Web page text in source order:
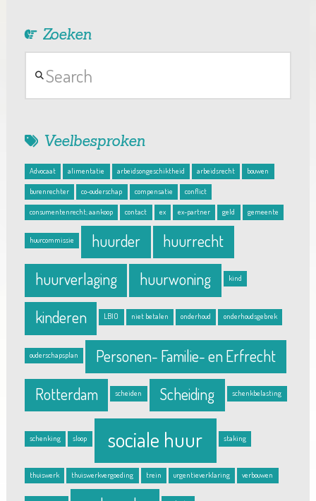
Zoeken
Veelbesproken
Advocaat alimentatie arbeidsongeschiktheid arbeidsrecht bouwen
burenrechter co-ouderschap compensatie conflict
consumentenrecht; aankoop contact ex ex-partner geld gemeente
huurcommissie huurder huurrecht
huurverlaging huurwoning kind
kinderen LBIO niet betalen onderhoud onderhoudsgebrek
ouderschapsplan Personen- Familie- en Erfrecht
Rotterdam scheiden Scheiding schenkbelasting
schenking sloop sociale huur staking
thuiswerk thuiswerkvergoeding trein urgentieverklaring verbouwen